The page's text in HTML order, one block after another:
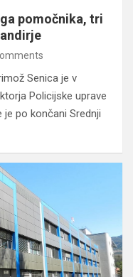
pomočnika, tri
Senica je v
Policijske uprave
je po končani Srednji